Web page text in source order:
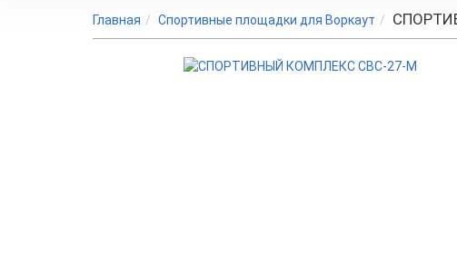
Главная Спортивные площадки для Воркаут